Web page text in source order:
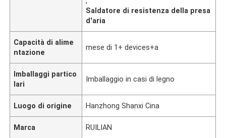
Saldatore di resistenza della presa
d'aria
Capacità di alime
ntazione
mese di 1+ devices+a
Imballaggi partico
lari
Imballaggio in casi di legno
Luogo di origine Hanzhong Shanxi Cina
Marca RUILIAN